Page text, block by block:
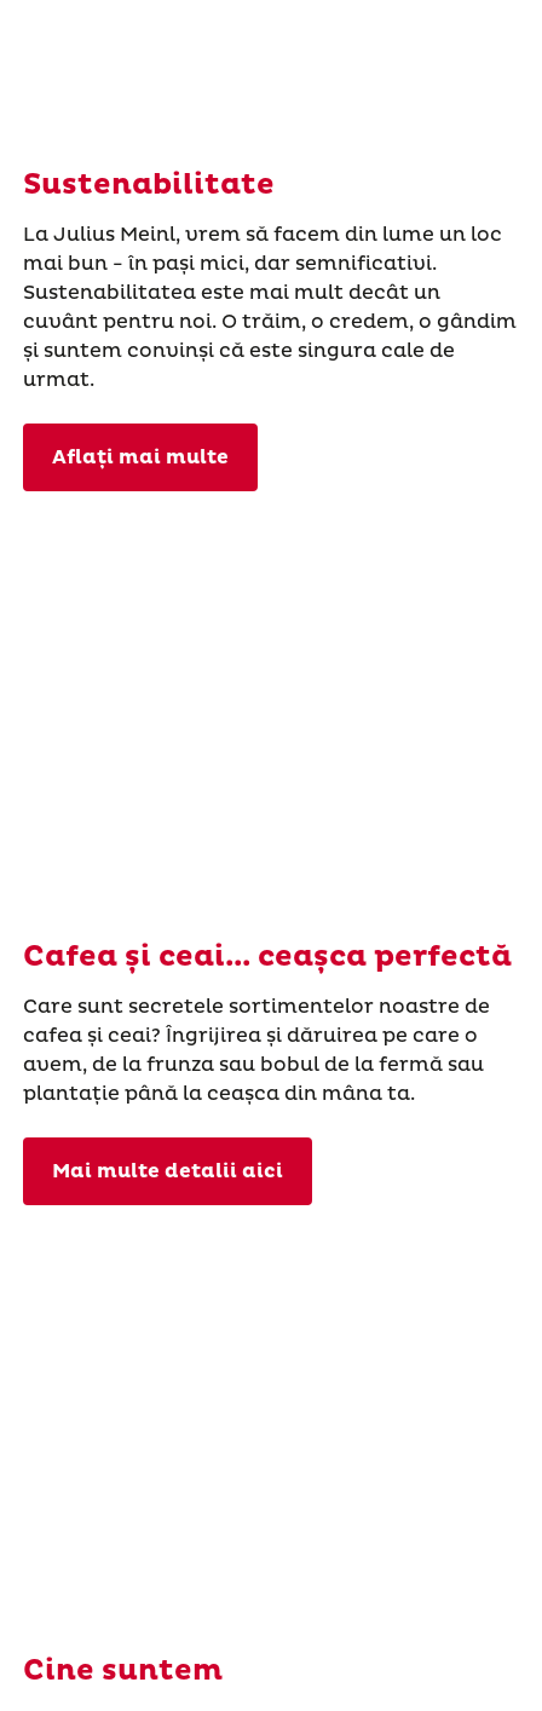
Sustenabilitate
La Julius Meinl, vrem să facem din lume un loc
mai bun - în pași mici, dar semnificativi.
Sustenabilitatea este mai mult decât un
cuvânt pentru noi. O trăim, o credem, o gândim
și suntem convinși că este singura cale de
urmat.
Aflați mai multe
Cafea și ceai... ceașca perfectă
Care sunt secretele sortimentelor noastre de
cafea și ceai? Îngrijirea și dăruirea pe care o
avem, de la frunza sau bobul de la fermă sau
plantație până la ceașca din mâna ta.
Mai multe detalii aici
Cine suntem